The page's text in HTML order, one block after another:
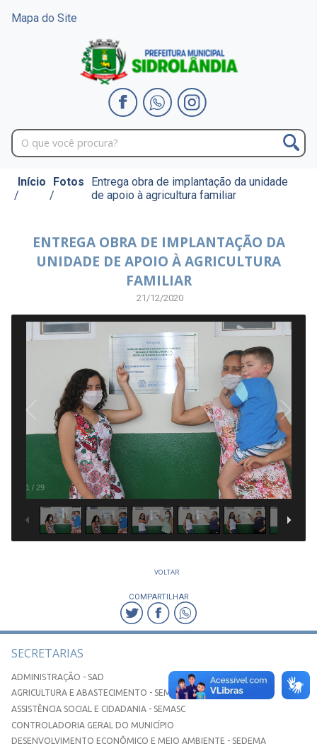
Mapa do Site
Início
/
Fotos
/
Entrega obra de implantação da unidade
de apoio à agricultura familiar
ENTREGA OBRA DE IMPLANTAÇÃO DA
UNIDADE DE APOIO À AGRICULTURA
FAMILIAR
21/12/2020
1 / 29
VOLTAR
COMPARTILHAR
SECRETARIAS
ADMINISTRAÇÃO - SAD
AGRICULTURA E ABASTECIMENTO - SEMAA
ASSISTÊNCIA SOCIAL E CIDADANIA - SEMASC
CONTROLADORIA GERAL DO MUNICÍPIO
DESENVOLVIMENTO ECONÔMICO E MEIO AMBIENTE - SEDEMA